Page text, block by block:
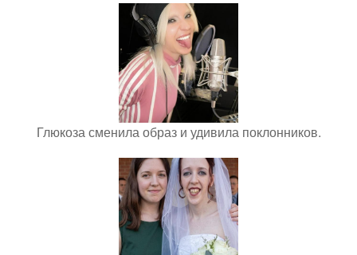
Глюкоза сменила образ и удивила поклонников.